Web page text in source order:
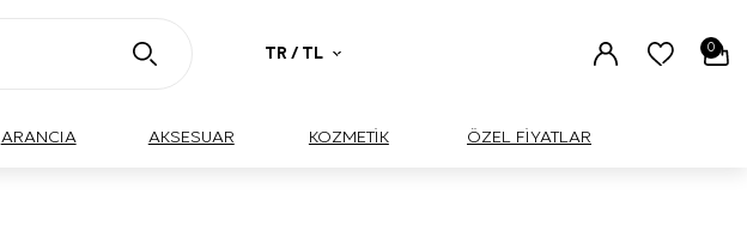
TR / TL 0
ARANCIA AKSESUAR KOZMETİK ÖZEL FİYATLAR